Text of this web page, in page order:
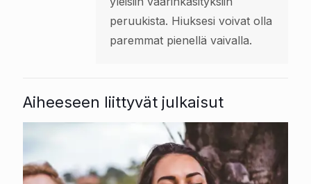
peruukista. Hiuksesi voivat olla
paremmat pienellä vaivalla.
Aiheeseen liittyvät julkaisut